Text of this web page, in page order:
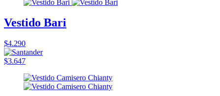
Vestido Bari
$4.290
$3.647